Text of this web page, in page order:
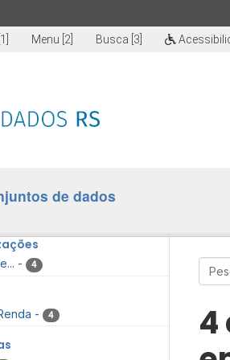
Menu [2] Busca [3]
de dados
- 4
- 4
4